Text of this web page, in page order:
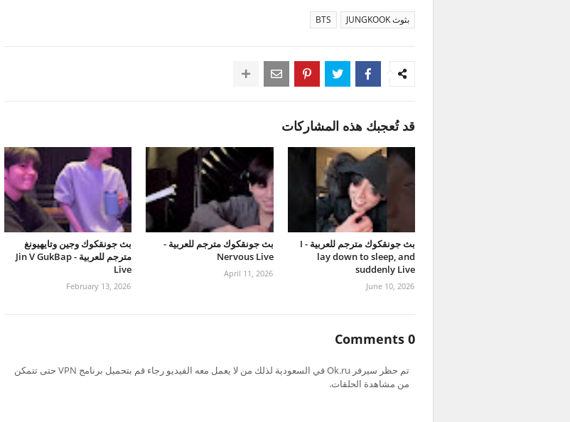
بثوث JUNGKOOK BTS
قد تُعجبك هذه المشاركات
بث جونقكوك مترجم للعربية - I
lay down to sleep, and
suddenly Live
June 10, 2026
بث جونقكوك مترجم للعربية -
Nervous Live
April 11, 2026
بث جونقكوك وجين وتايهيونغ
مترجم للعربية - Jin V GukBap
Live
February 13, 2026
0 Comments
تم حظر سيرفر Ok.ru في السعودية لذلك من لا يعمل معه الفيديو رجاء قم بتحميل برنامج VPN حتى تتمكن
من مشاهدة الحلقات.